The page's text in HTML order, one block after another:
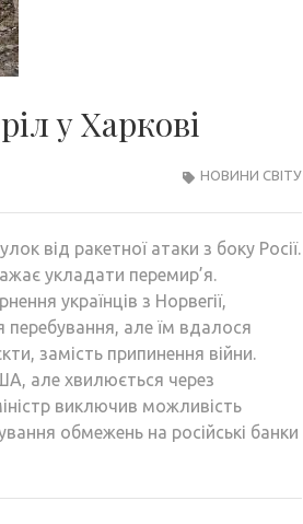
у Харкові
НОВИНИ СВІТУ
від ракетної атаки з боку Росії.
укладати перемир’я.
українців з Норвегії,
перебування, але їм вдалося
замість припинення війни.
але хвилюється через
виключив можливість
обмежень на російські банки